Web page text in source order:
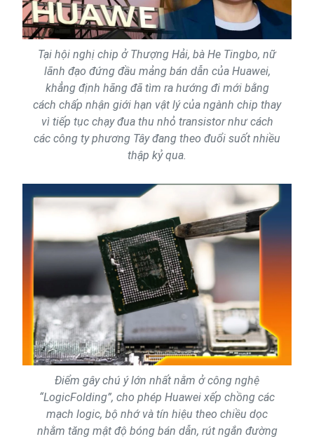
Tại hội nghị chip ở Thượng Hải, bà He Tingbo, nữ
lãnh đạo đứng đầu mảng bán dẫn của Huawei,
khẳng định hãng đã tìm ra hướng đi mới bằng
cách chấp nhận giới hạn vật lý của ngành chip thay
vì tiếp tục chạy đua thu nhỏ transistor như cách
các công ty phương Tây đang theo đuổi suốt nhiều
thập kỷ qua.
Điểm gây chú ý lớn nhất nằm ở công nghệ
“LogicFolding”, cho phép Huawei xếp chồng các
mạch logic, bộ nhớ và tín hiệu theo chiều dọc
nhằm tăng mật độ bóng bán dẫn, rút ngắn đường